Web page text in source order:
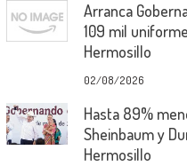
Arranca
109 mil
Hermosillo
02/08/2026
Hasta 89%
Sheinbaum y
Hermosillo